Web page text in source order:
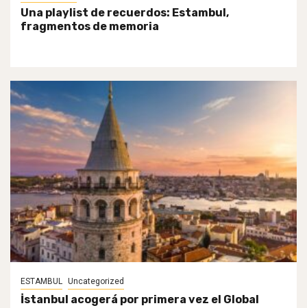
Una playlist de recuerdos: Estambul,
fragmentos de memoria
ESTAMBUL Uncategorized
İstanbul acogerá por primera vez el Global